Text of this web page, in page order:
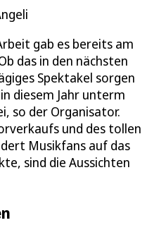
gab es bereits am
das in den nächsten
Spektakel sorgen
diesem Jahr unterm
so der Organisator.
und des tollen
Musikfans auf das
sind die Aussichten